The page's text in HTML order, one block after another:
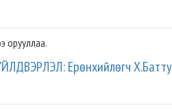
орууллаа.
Ерөнхийлөгч